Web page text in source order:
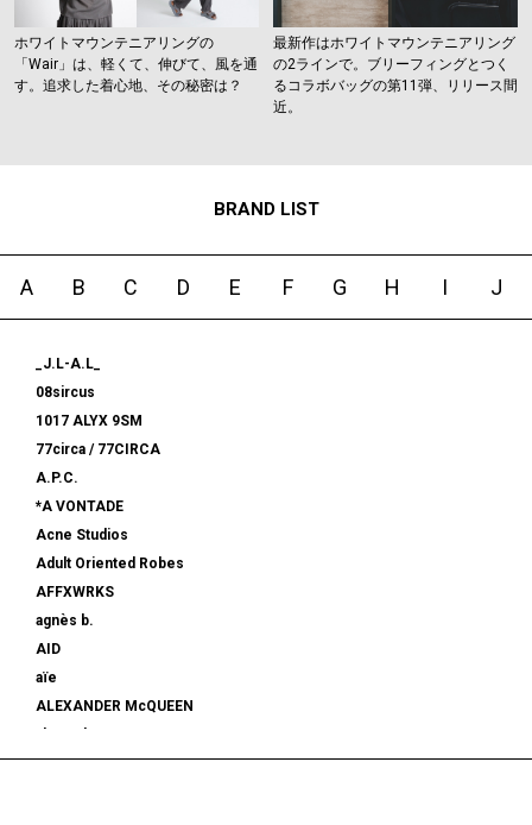
ホワイトマウンテニアリングの
「Wair」は、軽くて、伸びて、風を通
す。追求した着心地、その秘密は？
最新作はホワイトマウンテニアリング
の2ラインで。ブリーフィングとつく
るコラボバッグの第11弾、リリース間
近。
BRAND LIST
A B C D E F G H I J
_J.L-A.L_
08sircus
1017 ALYX 9SM
77circa / 77CIRCA
A.P.C.
*A VONTADE
Acne Studios
Adult Oriented Robes
AFFXWRKS
agnès b.
AID
aïe
ALEXANDER McQUEEN
ALMOSTBLACK